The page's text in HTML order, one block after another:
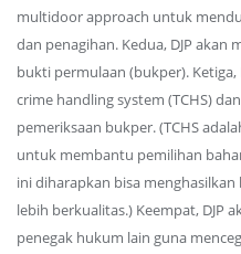
multidoor approach untuk
dan penagihan. Kedua, DJP
bukti permulaan (bukper).
crime handling system (TCHS)
pemeriksaan bukper. (TCHS
untuk membantu pemilihan
ini diharapkan bisa
lebih berkualitas.) Keempat, DJP
penegak hukum lain guna